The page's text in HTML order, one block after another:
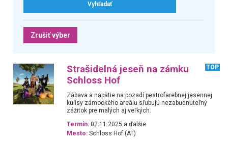
Zrušiť výber
Strašidelná jeseň na zámku
Schloss Hof
TOP
Zábava a napätie na pozadí pestrofarebnej jesennej
kulisy zámockého areálu sľubujú nezabudnuteľný
zážitok pre malých aj veľkých.
Termín: 02.11.2025 a ďalšie
Mesto: Schloss Hof (AT)